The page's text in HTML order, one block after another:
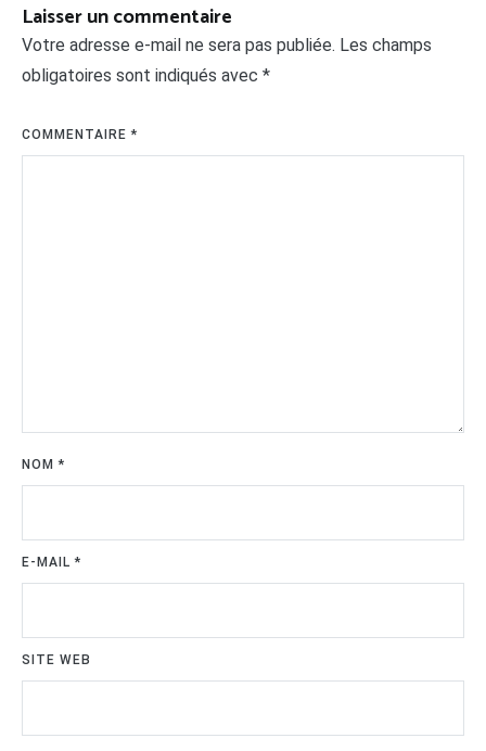
Laisser un commentaire
Votre adresse e-mail ne sera pas publiée. Les champs
obligatoires sont indiqués avec *
COMMENTAIRE*
NOM*
E-MAIL*
SITE WEB